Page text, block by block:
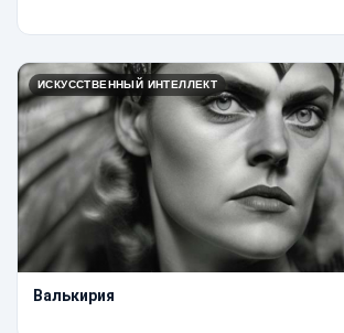
ИСКУССТВЕННЫЙ ИНТЕЛЛЕКТ
Валькирия